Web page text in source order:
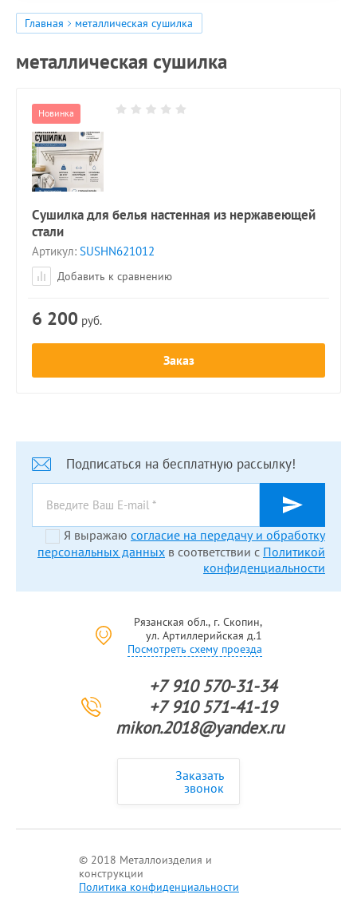
Главная металлическая сушилка
металлическая сушилка
Новинка
Сушилка для белья настенная из нержавеющей
стали
Артикул: SUSHN621012
Добавить к сравнению
6 200 руб.
Заказ
Подписаться на бесплатную рассылку!
Я выражаю согласие на передачу и обработку
персональных данных в соответствии с Политикой
конфиденциальности
Рязанская обл., г. Скопин,
ул. Артиллерийская д.1
Посмотреть схему проезда
+7 910 570-31-34
+7 910 571-41-19
mikon.2018@yandex.ru
Заказать
звонок
© 2018 Металлоизделия и
конструкции
Политика конфиденциальности